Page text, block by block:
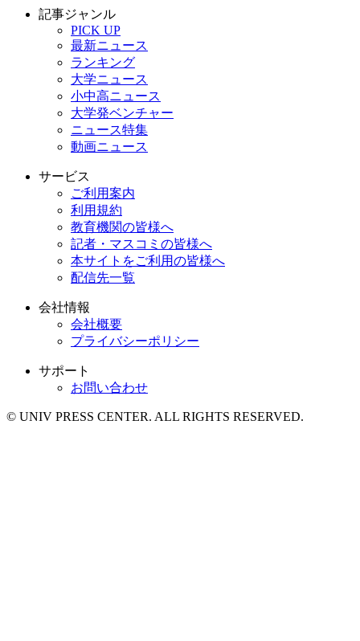
記事ジャンル
PICK UP
最新ニュース
ランキング
大学ニュース
小中高ニュース
大学発ベンチャー
ニュース特集
動画ニュース
サービス
ご利用案内
利用規約
教育機関の皆様へ
記者・マスコミの皆様へ
本サイトをご利用の皆様へ
配信先一覧
会社情報
会社概要
プライバシーポリシー
サポート
お問い合わせ
© UNIV PRESS CENTER. ALL RIGHTS RESERVED.